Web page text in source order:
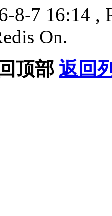
8-7 16:14 ,
On.
顶部 返回